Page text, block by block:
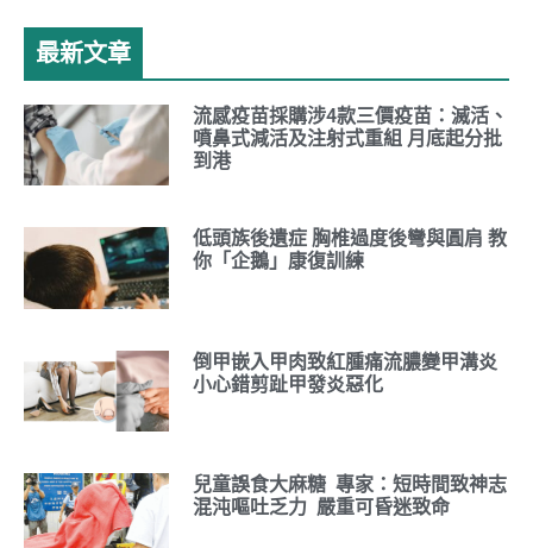
最新文章
流感疫苗採購涉4款三價疫苗：滅活、
噴鼻式減活及注射式重組 月底起分批
到港
低頭族後遺症 胸椎過度後彎與圓肩 教
你「企鵝」康復訓練
倒甲嵌入甲肉致紅腫痛流膿變甲溝炎
小心錯剪趾甲發炎惡化
兒童誤食大麻糖 專家：短時間致神志
混沌嘔吐乏力 嚴重可昏迷致命